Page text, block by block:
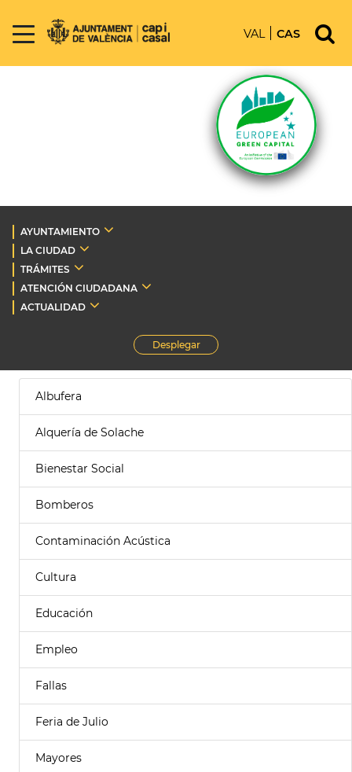
VAL CAS
AYUNTAMIENTO
LA CIUDAD
TRÁMITES
ATENCIÓN CIUDADANA
ACTUALIDAD
Desplegar
Albufera
Alquería de Solache
Bienestar Social
Bomberos
Contaminación Acústica
Cultura
Educación
Empleo
Fallas
Feria de Julio
Mayores